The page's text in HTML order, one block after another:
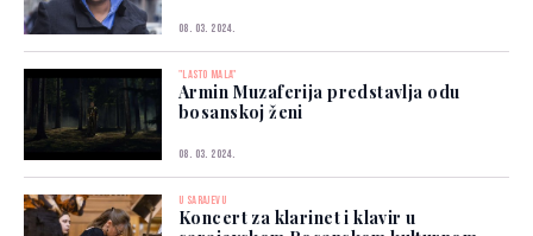
08. 03. 2024.
"LASTO MALA"
Armin Muzaferija predstavlja odu
bosanskoj ženi
08. 03. 2024.
U SARAJEVU
Koncert za klarinet i klavir u